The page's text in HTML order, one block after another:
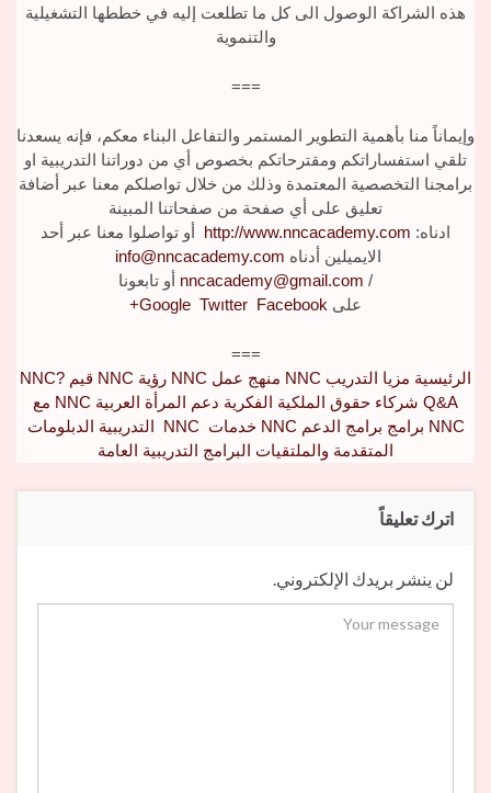
هذه الشراكة الوصول الى كل ما تطلعت إليه في خططها التشغيلية
والتنموية
===
وإيماناً منا بأهمية التطوير المستمر والتفاعل البناء معكم، فإنه يسعدنا
تلقي استفساراتكم ومقترحاتكم بخصوص أي من دوراتنا التدريبية او
برامجنا التخصصية المعتمدة وذلك من خلال تواصلكم معنا عبر أضافة
تعليق على أي صفحة من صفحاتنا المبينة
ادناه: http://www.nncacademy.com أو تواصلوا معنا عبر أحد
الايميلين أدناه info@nncacademy.com
/
nncacademy@gmail.com أو تابعونا
على Facebook
Twıtter
Google
+
===
الرئيسية
NNC? قيم NNC رؤية NNC منهج عمل NNC مزيا التدريب
مع NNC دعم المرأة العربية حقوق الملكية الفكرية شركاء Q&A
NNC خدماتNNC برامج الدعم برامج NNC التدريبية الدبلومات
المتقدمة والملتقيات البرامج التدريبية العامة
اترك تعليقاً
لن ينشر بريدك الإلكتروني.